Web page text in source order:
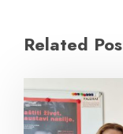
Related